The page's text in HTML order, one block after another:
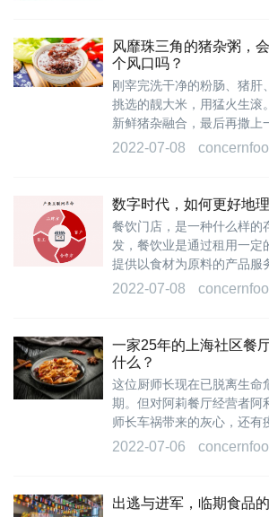
风靡珠三角的猪杂粥，
个风口吗？
刚宰完洗干净的粉肠、猪肝
挑选的靓大米，用猛火生滚
新鲜猪杂融合，最后再撒上
肚，米香肉鲜，即便是大热
2022-07-08
数字时代，如何更好地
餐饮门店，是一种什么样的
发，餐饮业是通过租用一定
提供以食材为原料的产品服
饱腹感。 由此可见，餐饮门
2022-07-08
一家25年的上海社区餐
什么？
这位厨师长现在已脱离生命
期。但对阿莉餐厅经营者阿
师长车祸带来的灰心，还有
场变化。他说， 不主做外卖
2022-07-06
出逃与进军，临期食品